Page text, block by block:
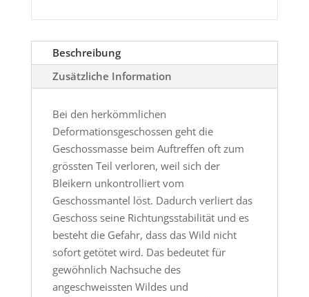
Beschreibung
Zusätzliche Information
Bei den herkömmlichen
Deformationsgeschossen geht die
Geschossmasse beim Auftreffen oft zum
grössten Teil verloren, weil sich der
Bleikern unkontrolliert vom
Geschossmantel löst. Dadurch verliert das
Geschoss seine Richtungsstabilität und es
besteht die Gefahr, dass das Wild nicht
sofort getötet wird. Das bedeutet für
gewöhnlich Nachsuche des
angeschweissten Wildes und